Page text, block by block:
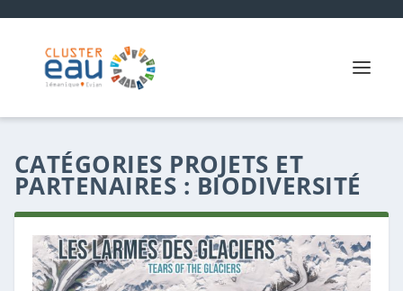
CATÉGORIES PROJETS ET
PARTENAIRES : BIODIVERSITÉ